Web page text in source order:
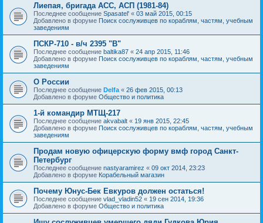
Лиепая, бригада АСС, АСП (1981-84)
Последнее сообщение Spasatel' « 03 май 2015, 00:15
Добавлено в форуме Поиск сослуживцев по кораблям, частям, учебным
заведениям
ПСКР-710 - в/ч 2395 "В"
Последнее сообщение baltika87 « 24 апр 2015, 11:46
Добавлено в форуме Поиск сослуживцев по кораблям, частям, учебным
заведениям
О России
Последнее сообщение Delfa « 26 фев 2015, 00:13
Добавлено в форуме Общество и политика
1-й командир МТЩ-217
Последнее сообщение akvabalt « 19 янв 2015, 22:45
Добавлено в форуме Поиск сослуживцев по кораблям, частям, учебным
заведениям
Продам новую офицерскую форму вмф город Санкт-
Петербург
Последнее сообщение nastyaramirez « 09 окт 2014, 23:23
Добавлено в форуме Корабельный магазин
Почему Юнус-Бек Евкуров должен остаться!
Последнее сообщение vlad_vladin52 « 19 сен 2014, 19:36
Добавлено в форуме Общество и политика